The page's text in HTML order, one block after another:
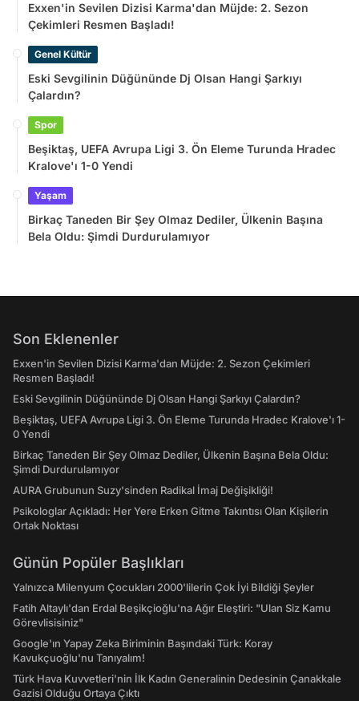
Exxen'in Sevilen Dizisi Karma'dan Müjde: 2. Sezon
Çekimleri Resmen Başladı!
Genel Kültür
Eski Sevgilinin Düğününde Dj Olsan Hangi Şarkıyı
Çalardın?
Spor
Beşiktaş, UEFA Avrupa Ligi 3. Ön Eleme Turunda Hradec
Kralove'ı 1-0 Yendi
Yaşam
Birkaç Taneden Bir Şey Olmaz Dediler, Ülkenin Başına
Bela Oldu: Şimdi Durdurulamıyor
Son Eklenenler
Exxen'in Sevilen Dizisi Karma'dan Müjde: 2. Sezon Çekimleri
Resmen Başladı!
Eski Sevgilinin Düğününde Dj Olsan Hangi Şarkıyı Çalardın?
Beşiktaş, UEFA Avrupa Ligi 3. Ön Eleme Turunda Hradec Kralove'ı 1-
0 Yendi
Birkaç Taneden Bir Şey Olmaz Dediler, Ülkenin Başına Bela Oldu:
Şimdi Durdurulamıyor
AURA Grubunun Suzy'sinden Radikal İmaj Değişikliği!
Psikologlar Açıkladı: Her Yere Erken Gitme Takıntısı Olan Kişilerin
Ortak Noktası
Günün Popüler Başlıkları
Yalnızca Milenyum Çocukları 2000'lilerin Çok İyi Bildiği Şeyler
Fatih Altaylı'dan Erdal Beşikçioğlu'na Ağır Eleştiri: "Ulan Siz Kamu
Görevlisisiniz"
Google'ın Yapay Zeka Biriminin Başındaki Türk: Koray
Kavukçuoğlu'nu Tanıyalım!
Türk Hava Kuvvetleri'nin İlk Kadın Generalinin Dedesinin Çanakkale
Gazisi Olduğu Ortaya Çıktı